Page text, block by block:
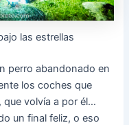
las estrellas
perro abandonado en
los coches que
que volvía a por él…
un final feliz, o eso